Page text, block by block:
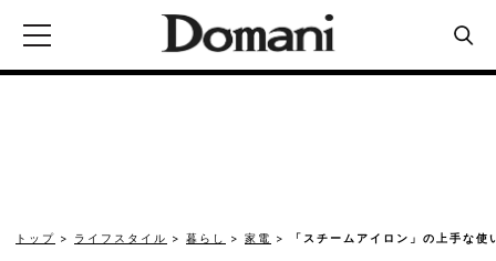
トップ ライフスタイル 暮らし 家電 「スチームアイロン」の上手な